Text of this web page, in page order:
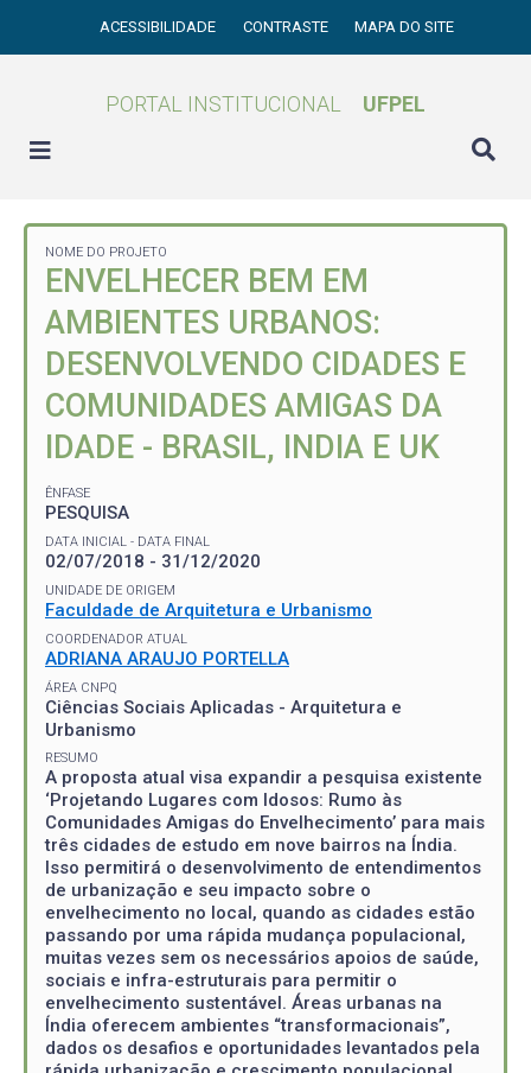
ACESSIBILIDADE CONTRASTE MAPA DO SITE
PORTAL INSTITUCIONAL UFPEL
NOME DO PROJETO
ENVELHECER BEM EM
AMBIENTES URBANOS:
DESENVOLVENDO CIDADES E
COMUNIDADES AMIGAS DA
IDADE - BRASIL, INDIA E UK
ÊNFASE
PESQUISA
DATA INICIAL - DATA FINAL
02/07/2018 - 31/12/2020
UNIDADE DE ORIGEM
Faculdade de Arquitetura e Urbanismo
COORDENADOR ATUAL
ADRIANA ARAUJO PORTELLA
ÁREA CNPQ
Ciências Sociais Aplicadas - Arquitetura e
Urbanismo
RESUMO
A proposta atual visa expandir a pesquisa existente
‘Projetando Lugares com Idosos: Rumo às
Comunidades Amigas do Envelhecimento’ para mais
três cidades de estudo em nove bairros na Índia.
Isso permitirá o desenvolvimento de entendimentos
de urbanização e seu impacto sobre o
envelhecimento no local, quando as cidades estão
passando por uma rápida mudança populacional,
muitas vezes sem os necessários apoios de saúde,
sociais e infra-estruturais para permitir o
envelhecimento sustentável. Áreas urbanas na
Índia oferecem ambientes “transformacionais”,
dados os desafios e oportunidades levantados pela